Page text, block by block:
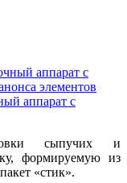
аппарат с
сыпучих и
формируемую из
«стик».